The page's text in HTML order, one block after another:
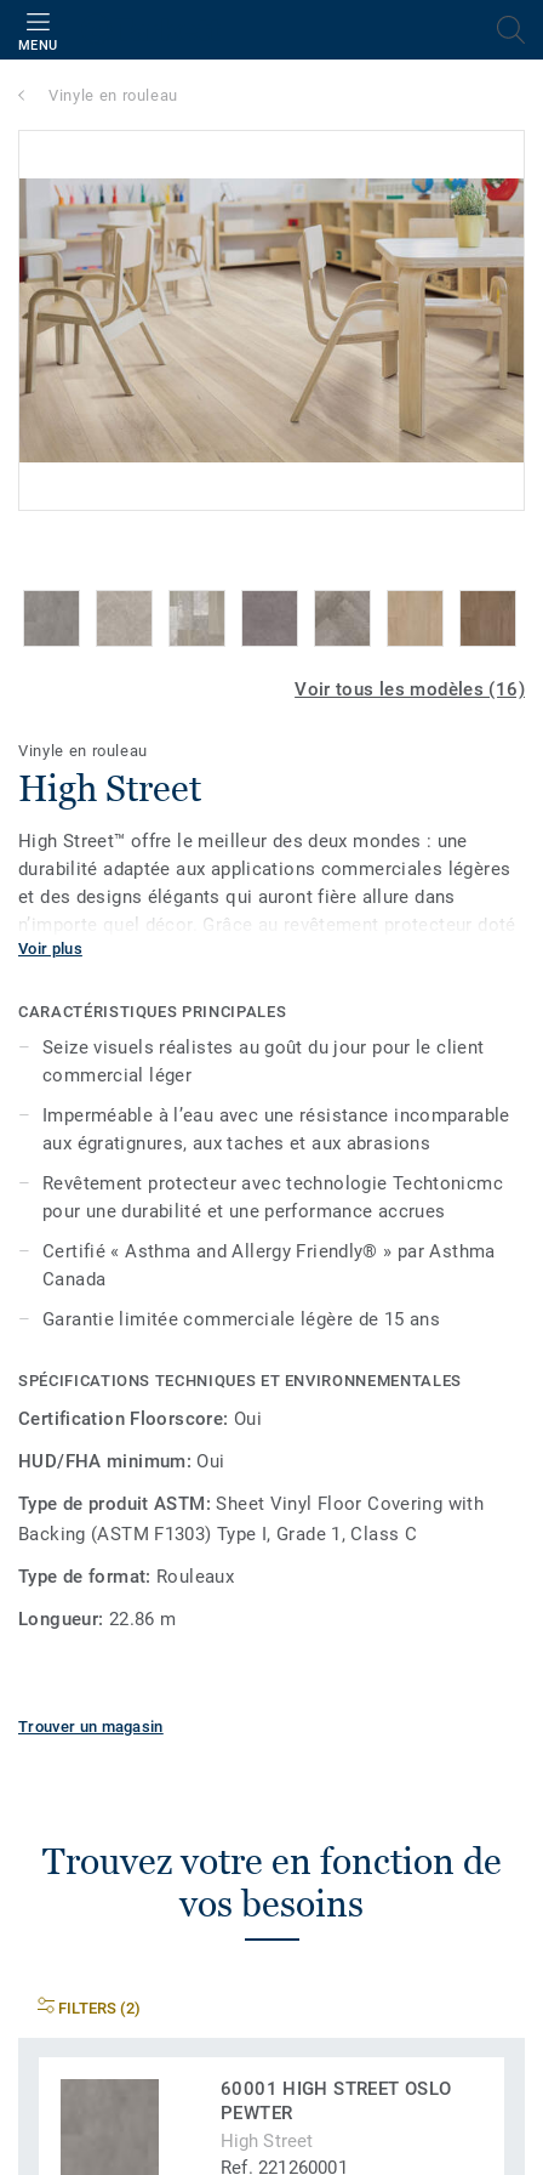
MENU
Vinyle en rouleau
Voir tous les modèles (16)
Vinyle en rouleau
High Street
High Street™ offre le meilleur des deux mondes : une
durabilité adaptée aux applications commerciales légères
et des designs élégants qui auront fière allure dans
n’importe quel décor. Grâce au revêtement protecteur doté
de la technologie Techtonic™ , vous obtenez une durabilité
que vos planchers restent plus beaux, plus longtemps.
Lors d’essais en laboratoire, High Street™ s’est montré
supérieur au leader du marcher avec la meilleure
résistance aux égratignures, aux taches et aux abrasions.
High Street™, pour l’élégance et la fonctionnalité. Vous
trouverez parmi ses 16 styles tendance celui qui
correspond à vos attentes – moderne et élégant, douillet
et accueillant et tout ce qui se trouve entre les deux.
Voir plus
CARACTÉRISTIQUES PRINCIPALES
Seize visuels réalistes au goût du jour pour le client
commercial léger
Imperméable à l’eau avec une résistance incomparable
aux égratignures, aux taches et aux abrasions
Revêtement protecteur avec technologie Techtonicmc
pour une durabilité et une performance accrues
Certifié « Asthma and Allergy Friendly® » par Asthma
Canada
Garantie limitée commerciale légère de 15 ans
SPÉCIFICATIONS TECHNIQUES ET ENVIRONNEMENTALES
Certification Floorscore: Oui
HUD/FHA minimum:Oui
Type de produit ASTM:Sheet Vinyl Floor Covering with
Backing (ASTM F1303) Type I, Grade 1, Class C
Type de format: Rouleaux
Longueur: 22.86 m
Trouver un magasin
Trouvez votre en fonction de
vos besoins
FILTERS (2)
60001 HIGH STREET OSLO
PEWTER
High Street
Ref. 221260001